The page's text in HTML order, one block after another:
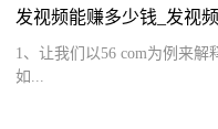
发视频能赚多少钱_发视频
1、让我们以56 com为例来解
如...